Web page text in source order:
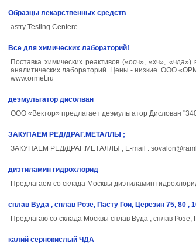
Образцы лекарственных средств
astry Testing Centere.
Все для химических лабораторий!
Поставка химических реактивов («осч», «хч»,
аналитических лабораторий. Цены - низкие. ООО
www.ormet.ru
деэмульгатор дисолван
ООО «Вектор» предлагает деэмульгатор Дислован
ЗАКУПАЕМ РЕД/ДРАГ.МЕТАЛЛЫ ;
ЗАКУПАЕМ РЕД/ДРАГ.МЕТАЛЛЫ ; E-mail :
диэтиламин гидрохлорид
Предлагаем со склада Москвы диэтиламин
сплав Вуда , сплав Розе, Пасту Гои, Церезин 75, 80 ,
Предлагаю со склада Москвы сплав Вуда , сплав
калий сернокислый ЧДА